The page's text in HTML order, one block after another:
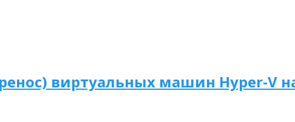
виртуальных машин Hyper-V